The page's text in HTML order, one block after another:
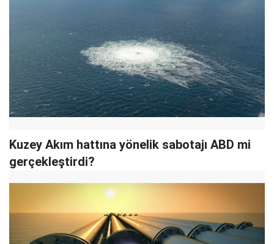
Kuzey Akım hattına yönelik sabotajı ABD mi
gerçekleştirdi?